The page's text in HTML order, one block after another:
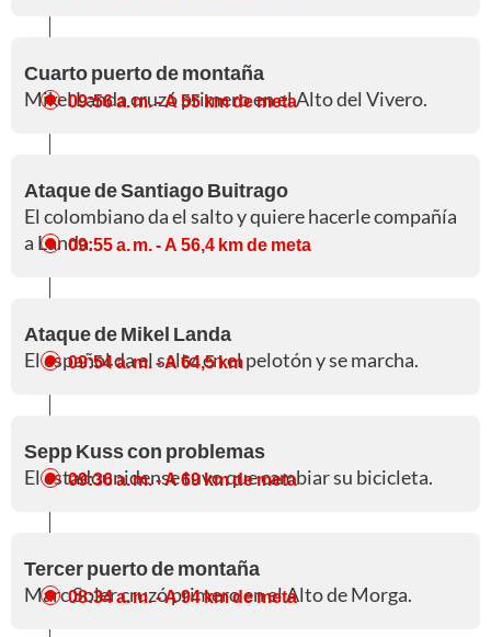
Cuarto puerto de montaña
Mikel Landa cruzó primero en el Alto del Vivero.
09:56 a. m.- A 55 km de meta
Ataque de Santiago Buitrago
El colombiano da el salto y quiere hacerle compañía
a Landa.09:55 a. m.- A 56,4 km de meta
Ataque de Mikel Landa
El español da el salto en el pelotón y se marcha.
09:54 a. m.- A 64,5 km
Sepp Kuss con problemas
El estadounidense tuvo que cambiar su bicicleta.
09:36 a. m.- A 69 km de meta
Tercer puerto de montaña
Marc Soler cruzó primero en el Alto de Morga.
08:34 a. m.- A 94 km de meta